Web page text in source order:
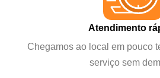
Atendimento
Chegamos ao local em pouco
serviço sem